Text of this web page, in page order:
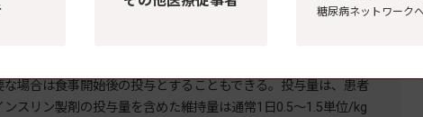
下投与するが、必要な場合は食事開始後の投与とすることもで
減するが、持続型インスリン製剤の投与量を含めた維持量は通
場合は食事開始後の投与とすることもできる。投与量は、患者
スリン製剤の投与量を含めた維持量は通常1日0.5～1.5単位/kg
糖尿病ネットワーク